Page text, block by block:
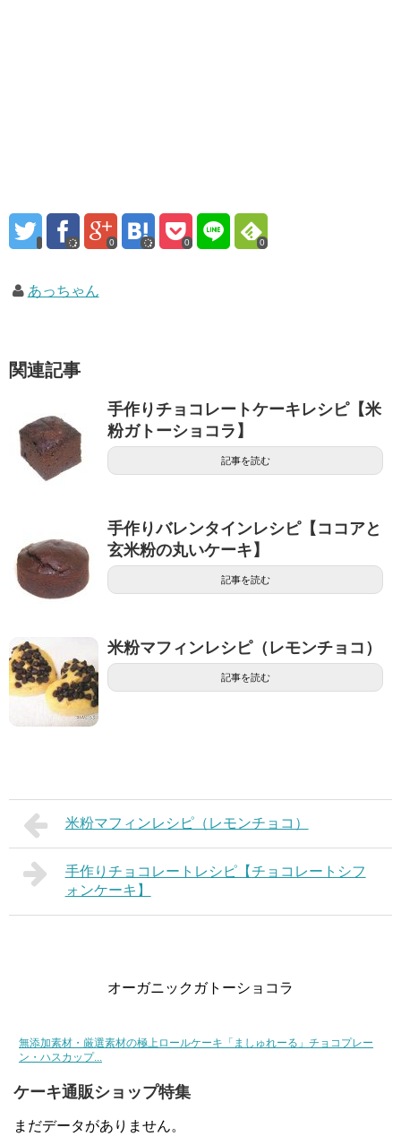
0 0 0
あっちゃん
関連記事
手作りチョコレートケーキレシピ【米
粉ガトーショコラ】
記事を読む
手作りバレンタインレシピ【ココアと
玄米粉の丸いケーキ】
記事を読む
米粉マフィンレシピ（レモンチョコ）
記事を読む
米粉マフィンレシピ（レモンチョコ）
手作りチョコレートレシピ【チョコレートシフ
ォンケーキ】
オーガニックガトーショコラ
無添加素材・厳選素材の極上ロールケーキ「ましゅれーる」チョコプレー
ン・ハスカップ...
ケーキ通販ショップ特集
まだデータがありません。